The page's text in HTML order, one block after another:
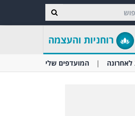
רוחניות והעצמה
לאחרונה המועדפים שלי